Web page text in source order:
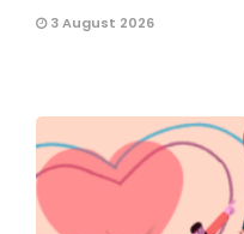
3 August 2026